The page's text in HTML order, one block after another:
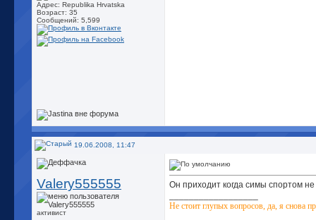
Адрес: Republika Hrvatska
Возраст: 35
Сообщений: 5,599
19.06.2008, 11:47
Valery555555
активист
Он приходит когда симы спортом
Не стоит глупых вопросов, да, я снова